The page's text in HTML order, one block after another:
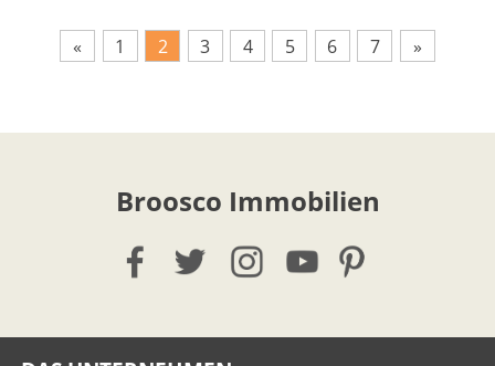
« 1 2 3 4 5 6 7 »
Broosco Immobilien